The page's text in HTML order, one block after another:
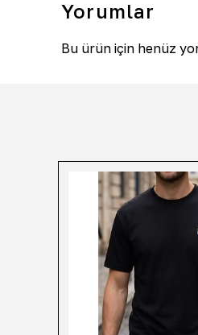
Yorumlar
Bu ürün için henüz